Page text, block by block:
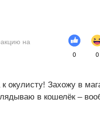
на
0 0
окулисту! Захожу в
в кошелёк –